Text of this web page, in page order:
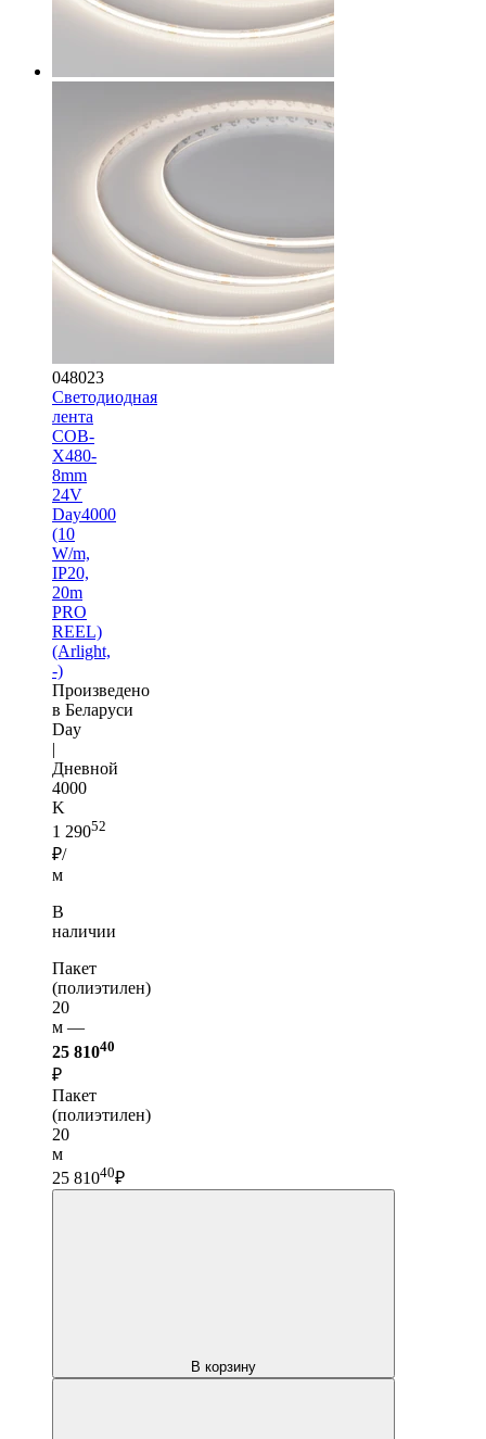
048023
Светодиодная
лента
COB-
X480-
8mm
24V
Day4000
(10
W/m,
IP20,
20m
PRO
REEL)
(Arlight,
-)
Произведено
в Беларуси
Day
|
Дневной
4000
K
1 29052
₽/
м
В
наличии
Пакет
(полиэтилен)
20
м —
25 81040
₽
Пакет
(полиэтилен)
20
м
25 81040₽
В корзину